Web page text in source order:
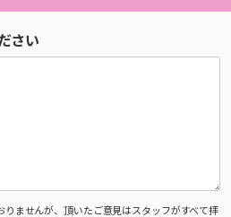
さい
りませんが、頂いたご意見はスタッフがすべて拝